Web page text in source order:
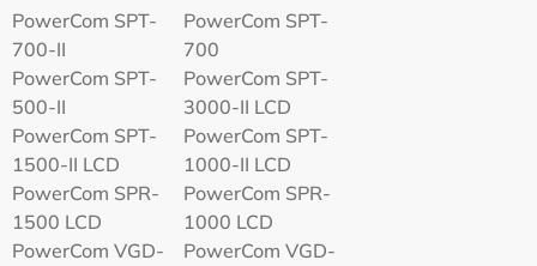
PowerCom SPT-
700-II
PowerCom SPT-
700
PowerCom SPT-
500-II
PowerCom SPT-
3000-II LCD
PowerCom SPT-
1500-II LCD
PowerCom SPT-
1000-II LCD
PowerCom SPR-
1500 LCD
PowerCom SPR-
1000 LCD
PowerCom VGD-
PowerCom VGD-